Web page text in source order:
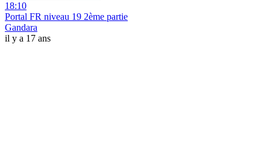
18:10
Portal FR niveau 19 2ème partie
Gandara
il y a 17 ans